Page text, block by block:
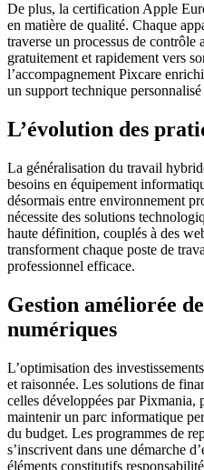
De plus, la certification Apple
en matière de qualité. Chaque
traverse un processus de contrôle
gratuitement et rapidement vers
l’accompagnement Pixcare
un support technique
L’évolution des
La généralisation du travail
besoins en équipement
désormais entre environnement
nécessite des solutions
haute définition, couplés à des
transforment chaque poste de
professionnel efficace.
Gestion améliorée
numériques
L’optimisation des
et raisonnée. Les solutions de
celles développées par Pixmania,
maintenir un parc informatique
du budget. Les programmes de
s’inscrivent dans une démarche
éléments constitutifs